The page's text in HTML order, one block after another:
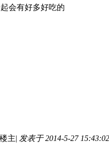
会有好多好吃的
楼主| 发表于 2014-5-27 15:43:02